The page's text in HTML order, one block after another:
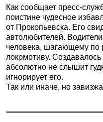
Как сообщает пресс-
поистине чудесное
от Прокопьевска. Его
автолюбителей.
человека, шагающему по
локомотиву.
абсолютно не слышит
игнорирует его.
Так или иначе, но